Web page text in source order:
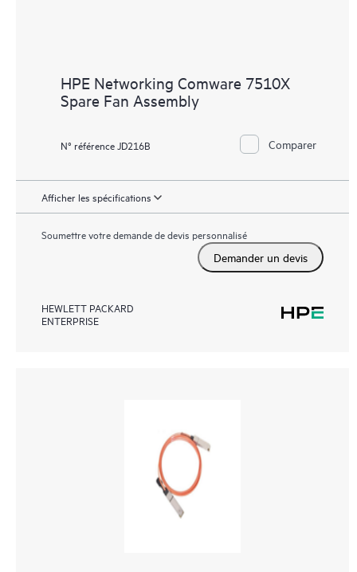
HPE Networking Comware 7510X
Spare Fan Assembly
N° référence JD216B Comparer
Afficher les spécifications
Soumettre votre demande de devis personnalisé
Demander un devis
HEWLETT PACKARD
ENTERPRISE